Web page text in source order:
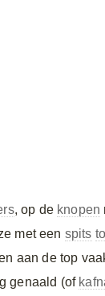
, op de knopen
met een spits
aan de top
genaald (of